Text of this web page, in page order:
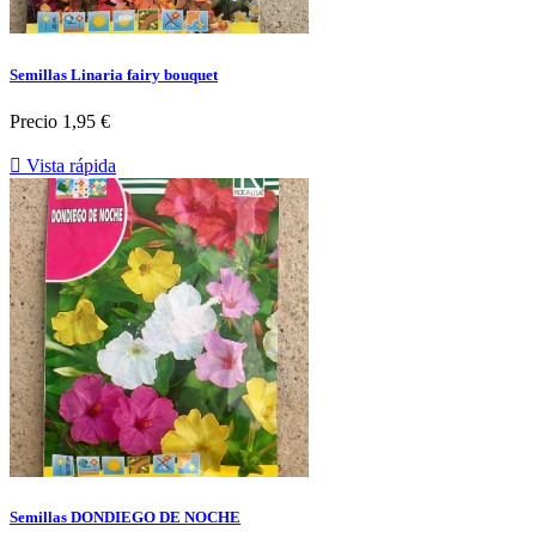
Semillas Linaria fairy bouquet
Precio 1,95 €
 Vista rápida
Semillas DONDIEGO DE NOCHE